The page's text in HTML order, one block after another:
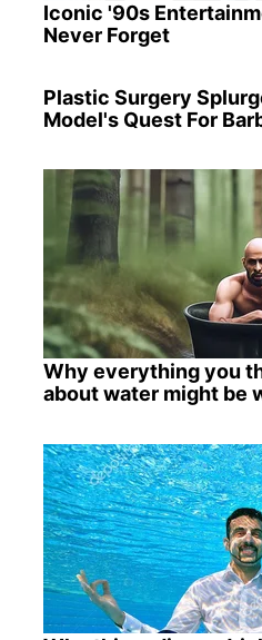
Iconic '90s
Never Forget
Plastic Surgery
Model's Quest For
Why everything you
about water might be